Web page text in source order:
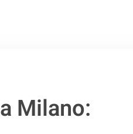
a Milano: